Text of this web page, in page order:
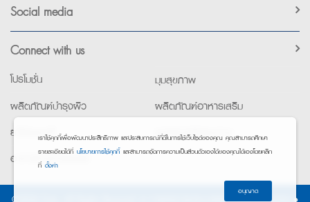
Social media
Connect with us
โปรโมชั่น
มุมสุขภาพ
ผลิตภัณฑ์บำรุงผิว
ผลิตภัณฑ์อาหารเสริม
ยาใช้เฉพาะที่
อุปกรณ์เพื่อสุขภาพ
อาหารทางการแพทย์
เราใช้คุกกี้เพื่อพัฒนาประสิทธิภาพ และประสบการณ์ที่ดีในการใช้เว็บไซต์ของคุณ คุณสามารถศึกษา
รายละเอียดได้ที่ นโยบายการใช้คุกกี้ และสามารถจัดการความเป็นส่วนตัวเองได้ของคุณได้เองโดยคลิก
ที่ ตั้งค่า
อนุญาต